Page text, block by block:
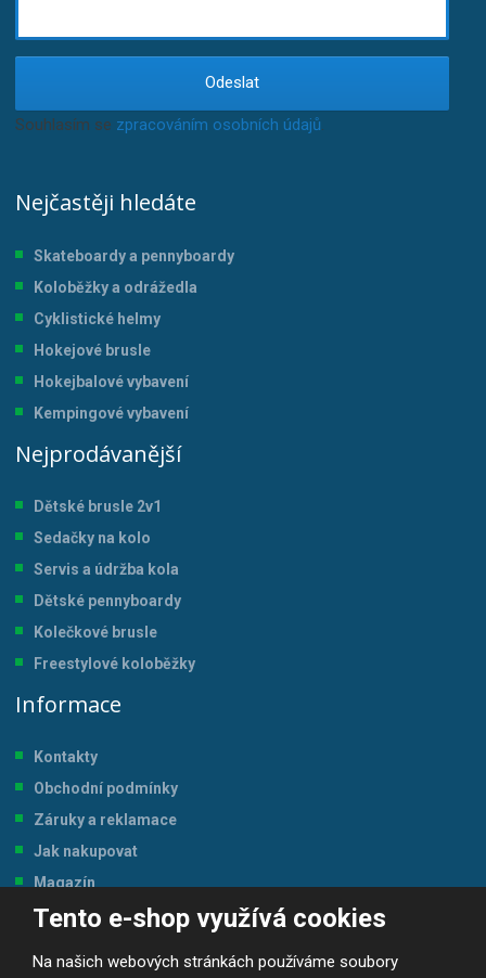
Tento e-shop využívá cookies
Na našich webových stránkách používáme soubory
Odeslat
Souhlasím se zpracováním osobních údajů.
Nejčastěji hledáte
Skateboardy a pennyboardy
Koloběžky a odrážedla
Cyklistické helmy
Hokejové brusle
Hokejbalové vybavení
Kempingové vybavení
Nejprodávanější
Dětské brusle 2v1
Sedačky na kolo
Servis a údržba kola
Dětské pennyboardy
Kolečkové brusle
Freestylové koloběžky
Informace
Kontakty
Obchodní podmínky
Záruky a reklamace
Jak nakupovat
Magazín
Tabulka velikostí